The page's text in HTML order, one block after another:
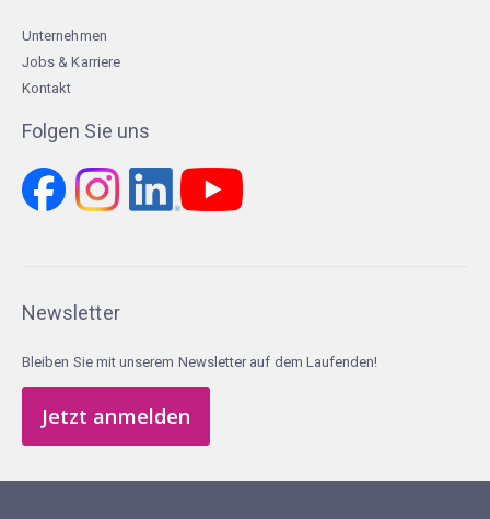
Unternehmen
Jobs & Karriere
Kontakt
Folgen Sie uns
Newsletter
Bleiben Sie mit unserem Newsletter auf dem Laufenden!
Jetzt anmelden